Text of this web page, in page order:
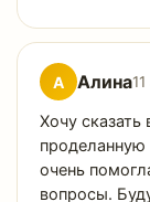
А Алина
Хочу
проделанную
очень
вопросы.